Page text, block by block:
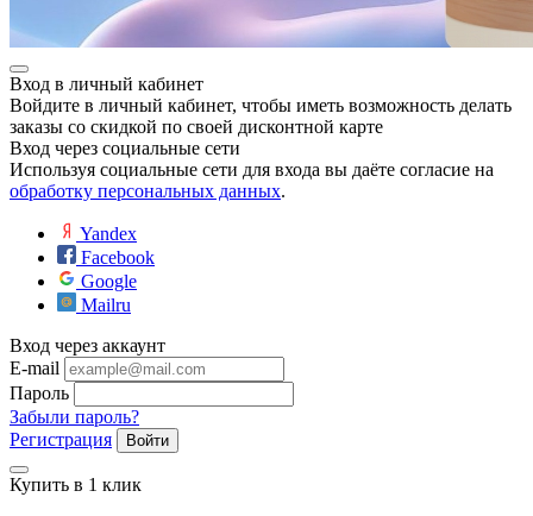
Вход в личный кабинет
Войдите в личный кабинет, чтобы иметь возможность делать
заказы со скидкой по своей дисконтной карте
Вход через социальные сети
Используя социальные сети для входа вы даёте согласие на
обработку персональных данных.
Yandex
Facebook
Google
Mailru
Вход через аккаунт
E-mail
Пароль
Забыли пароль?
Регистрация
Войти
Купить в 1 клик